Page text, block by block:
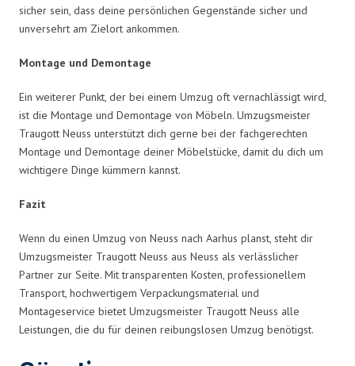
sicher sein, dass deine persönlichen Gegenstände sicher und
unversehrt am Zielort ankommen.
Montage und Demontage
Ein weiterer Punkt, der bei einem Umzug oft vernachlässigt wird,
ist die Montage und Demontage von Möbeln. Umzugsmeister
Traugott Neuss unterstützt dich gerne bei der fachgerechten
Montage und Demontage deiner Möbelstücke, damit du dich um
wichtigere Dinge kümmern kannst.
Fazit
Wenn du einen Umzug von Neuss nach Aarhus planst, steht dir
Umzugsmeister Traugott Neuss aus Neuss als verlässlicher
Partner zur Seite. Mit transparenten Kosten, professionellem
Transport, hochwertigem Verpackungsmaterial und
Montageservice bietet Umzugsmeister Traugott Neuss alle
Leistungen, die du für deinen reibungslosen Umzug benötigst.